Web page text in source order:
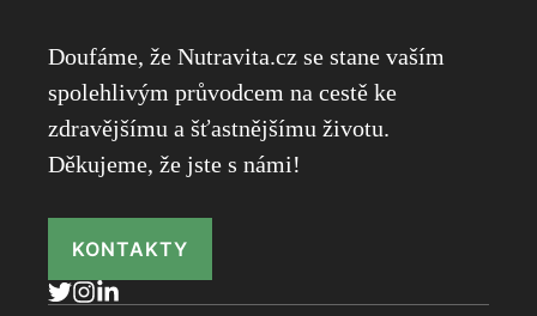
Doufáme, že Nutravita.cz se stane vaším
spolehlivým průvodcem na cestě ke
zdravějšímu a šťastnějšímu životu.
Děkujeme, že jste s námi!
KONTAKTY